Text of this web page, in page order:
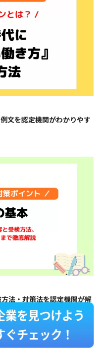
文を認定機関がわかりやす
法・対策法を認定機関が解